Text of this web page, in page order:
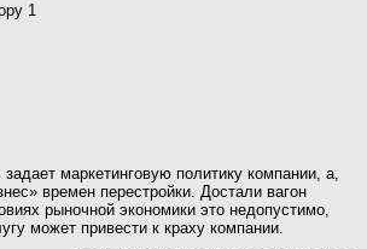
1
маркетинговую политику компании, а,
времен перестройки. Достали вагон
рыночной экономики это недопустимо,
может привести к краху компании.